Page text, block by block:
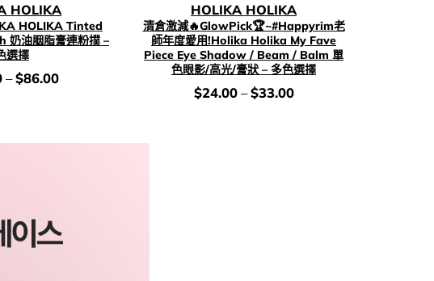
HOLIKA
HOLIKA Tinted
油胭脂膏連粉撲 –
選擇
–$86.00
HOLIKA HOLIKA
清倉激減🔥GlowPick🏆~#Happyrim老
師年度愛用!Holika Holika My Fave
Piece Eye Shadow / Beam / Balm 單
色眼影/高光/膏狀 – 多色選擇
價
錢：
$24.00–$33.00